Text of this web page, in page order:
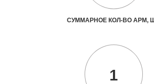
СУММАРНОЕ КОЛ-ВО АРМ,
1